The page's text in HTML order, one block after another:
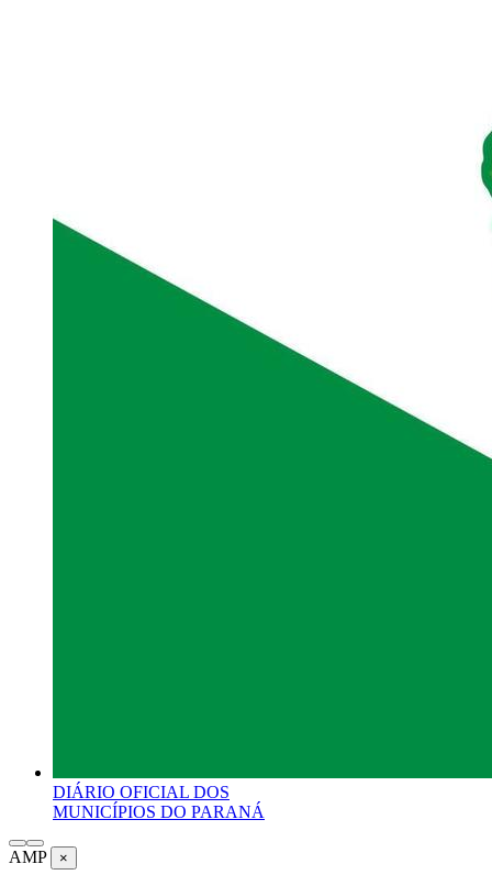
DIÁRIO OFICIAL DOS
MUNICÍPIOS DO PARANÁ
AMP ×